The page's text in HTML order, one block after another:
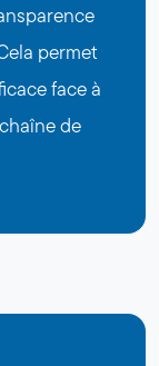
permet
face à
de